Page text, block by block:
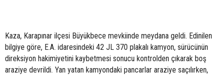
Kaza, Karapınar ilçesi Büyükbece mevkiinde meydana geldi. Edinilen
bilgiye göre, E.A. idaresindeki 42 JL 370 plakalı kamyon, sürücünün
direksiyon hakimiyetini kaybetmesi sonucu kontrolden çıkarak boş
araziye devrildi. Yan yatan kamyondaki pancarlar araziye saçılırken,